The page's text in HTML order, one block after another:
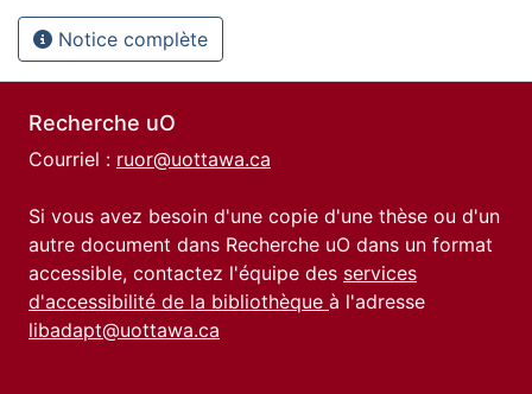
Notice complète
Recherche uO
Courriel : ruor@uottawa.ca
Si vous avez besoin d'une copie d'une thèse ou d'un
autre document dans Recherche uO dans un format
accessible, contactez l'équipe des services
d'accessibilité de la bibliothèque à l'adresse
libadapt@uottawa.ca